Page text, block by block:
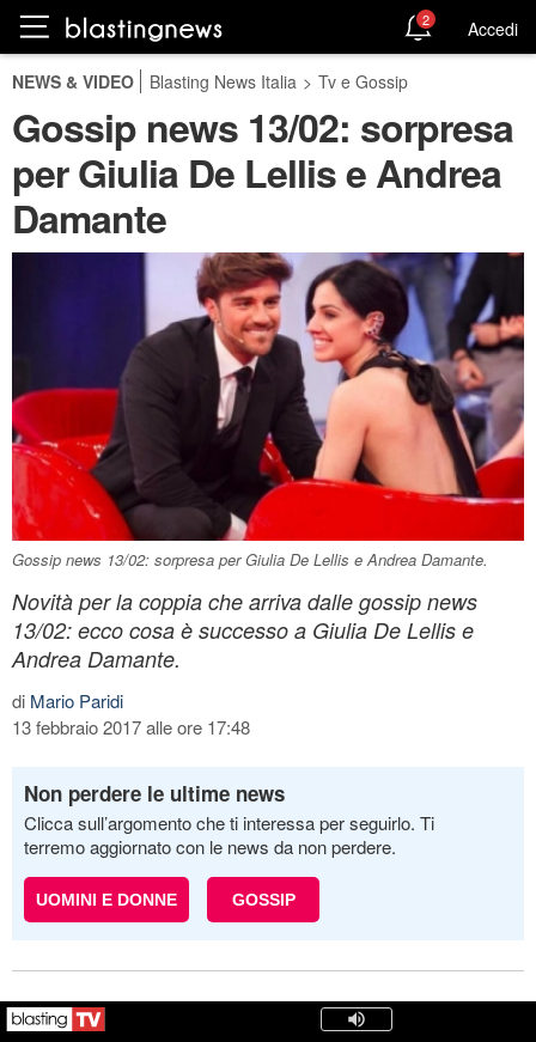
2 Accedi
NEWS & VIDEO Blasting News Italia > Tv e Gossip
Gossip news 13/02: sorpresa
per Giulia De Lellis e Andrea
Damante
Gossip news 13/02: sorpresa per Giulia De Lellis e Andrea Damante.
Novità per la coppia che arriva dalle gossip news
13/02: ecco cosa è successo a Giulia De Lellis e
Andrea Damante.
di Mario Paridi
13 febbraio 2017 alle ore 17:48
Non perdere le ultime news
Clicca sull’argomento che ti interessa per seguirlo. Ti
terremo aggiornato con le news da non perdere.
UOMINI E DONNE GOSSIP